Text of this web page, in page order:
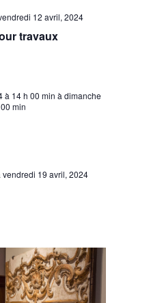
travaux
12 avril, 2024
à 14 h 00 min à dimanche
min
vendredi 19 avril, 2024